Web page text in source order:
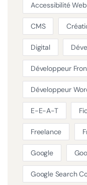
Accessibilité Web
CMS
Digital
Développeur
Développeur
E-E-A-T
Freelance
Google
Google Search